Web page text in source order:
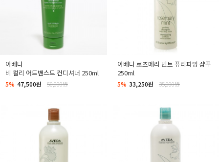
아베다
비 컬리 어드밴스드 컨디셔너 250ml
5% 47,500원 50,000원
아베다 로즈메리 민트 퓨리파잉 샴푸
250ml
5% 33,250원 35,000원